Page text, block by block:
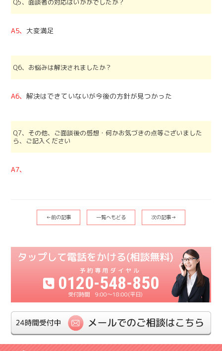
Q5、面談者の対応はいかがでしたか？
A5、 大変満足
Q6、お悩みは解決されましたか？
A6、解決はできていないが今後の方針が見つかった
Q7、その他、ご面談後の感想・何かお気づきの点等ございました
ら、ご記入ください
A7、
←前の記事 一覧へもどる 次の記事→
0120-548-850
9:00〜18:00(平日)